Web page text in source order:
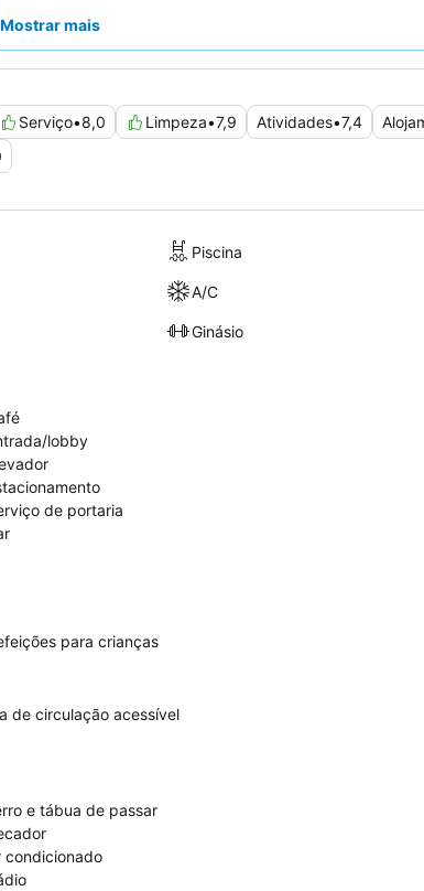
consistentemente o
para a cidade ou para a baíaa partir das amplas janelas
teto.
Mostrar mais
Serviço•8,0 Limpeza•7,9 Atividades•7,4
Piscina
A/C
Ginásio
lobby
de portaria
para crianças
de circulação acessível
e tábua de passar
condicionado